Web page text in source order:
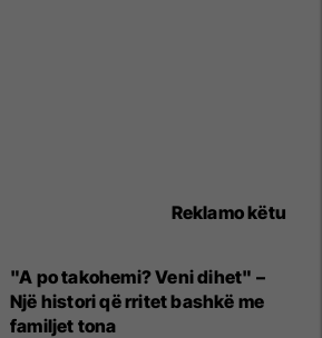
Reklamo këtu
"A po takohemi? Veni dihet" –
Një histori që rritet bashkë me
familjet tona